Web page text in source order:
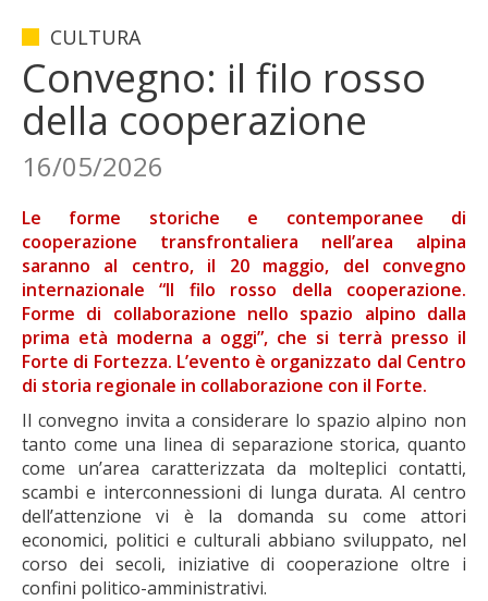
CULTURA
Convegno: il filo rosso
della cooperazione
16/05/2026
Le forme storiche e contemporanee di
cooperazione transfrontaliera nell’area alpina
saranno al centro, il 20 maggio, del convegno
internazionale “Il filo rosso della cooperazione.
Forme di collaborazione nello spazio alpino dalla
prima età moderna a oggi”, che si terrà presso il
Forte di Fortezza. L’evento è organizzato dal Centro
di storia regionale in collaborazione con il Forte.
Il convegno invita a considerare lo spazio alpino non
tanto come una linea di separazione storica, quanto
come un’area caratterizzata da molteplici contatti,
scambi e interconnessioni di lunga durata. Al centro
dell’attenzione vi è la domanda su come attori
economici, politici e culturali abbiano sviluppato, nel
corso dei secoli, iniziative di cooperazione oltre i
confini politico-amministrativi.